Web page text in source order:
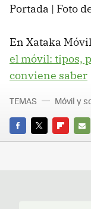
Portada | Foto
En Xataka
el móvil: tipos,
conviene saber
FACEBOOK
TWITTER
E-
TEMAS Móvil y